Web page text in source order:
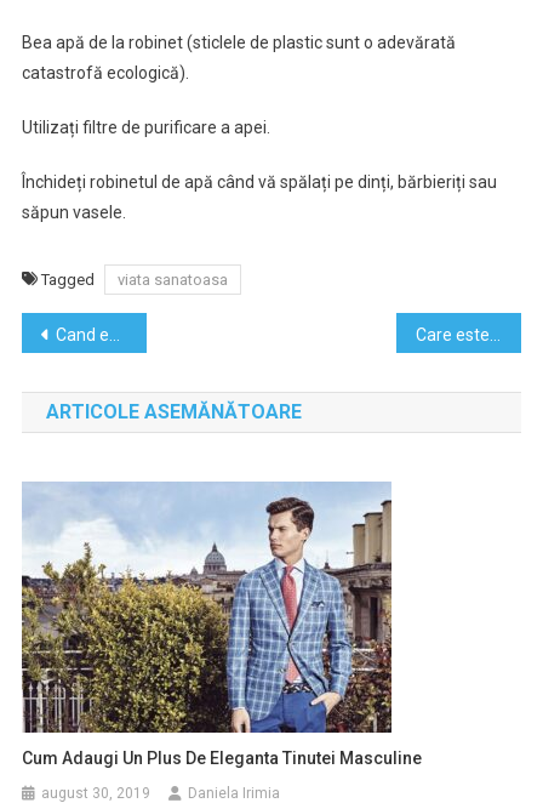
Bea apă de la robinet (sticlele de plastic sunt o adevărată
catastrofă ecologică).
Utilizați filtre de purificare a apei.
Închideți robinetul de apă când vă spălați pe dinți, bărbieriți sau
săpun vasele.
Tagged viata sanatoasa
Navigare
în
articole
Cand este indicat sa apelezi la un credit rapid?
ARTICOLE ASEMĂNĂTOARE
Cum Adaugi Un Plus De Eleganta Tinutei Masculine
august 30, 2019 Daniela Irimia